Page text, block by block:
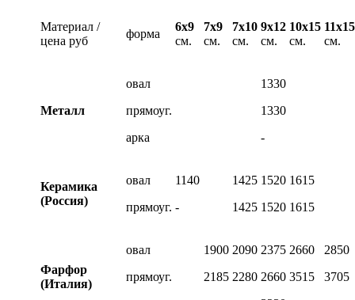
Материал /
цена руб
форма
6х9
см.
7х9
см.
7х10
см.
9х12
см.
10х15
см.
11х15
см.
Металл
овал
прямоуг.
арка
1330
1330
-
Керамика
(Россия)
овал
прямоуг.
1140
-
1425
1425
1520
1520
1615
1615
Фарфор
(Италия)
овал
прямоуг.
1900
2185
2090
2280
2375
2660
2660
3515
2850
3705